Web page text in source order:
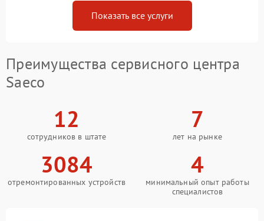
Показать все услуги
Преимущества сервисного центра
Saeco
12
сотрудников в штате
7
лет на рынке
3084
отремонтированных устройств
4
минимальный опыт работы
специалистов